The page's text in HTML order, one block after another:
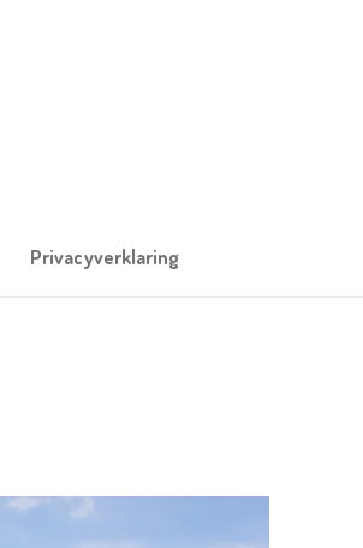
Privacyverklaring